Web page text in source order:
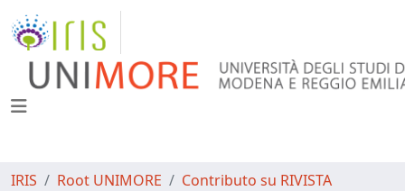
IRIS Root UNIMORE
Contributo su RIVISTA